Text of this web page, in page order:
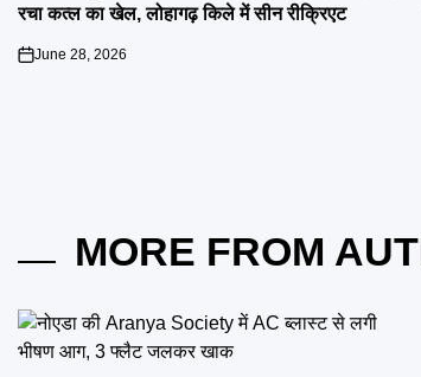
रचा कत्ल का खेल, लोहागढ़ किले में सीन रीक्रिएट
on
June 28, 2026
MORE FROM